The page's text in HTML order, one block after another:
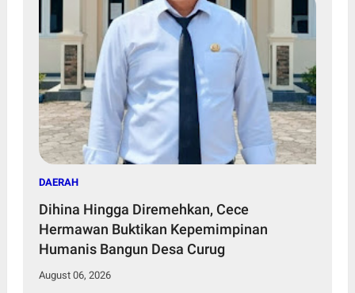
DAERAH
Dihina Hingga Diremehkan, Cece
Hermawan Buktikan Kepemimpinan
Humanis Bangun Desa Curug
August 06, 2026